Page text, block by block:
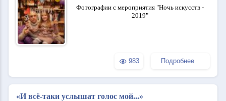
Фотографии с мероприятия "Ночь искусств -
2019"
983 Подробнее
«И всё-таки услышат голос мой...»